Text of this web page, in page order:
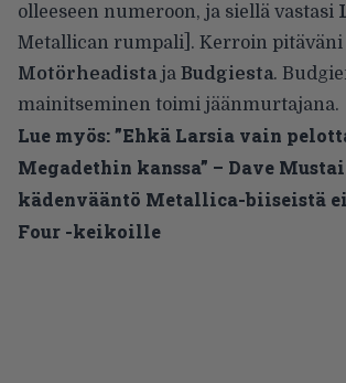
olleeseen numeroon, ja siellä vastasi
Metallican rumpali]. Kerroin pitäväni
Motörheadistaja Budgiesta.
mainitseminen toimi jäänmurtajana.
Lue myös:”Ehkä Larsia vain
Megadethin kanssa” – Dave
kädenvääntö Metallica-biiseistä ei
Four -keikoille